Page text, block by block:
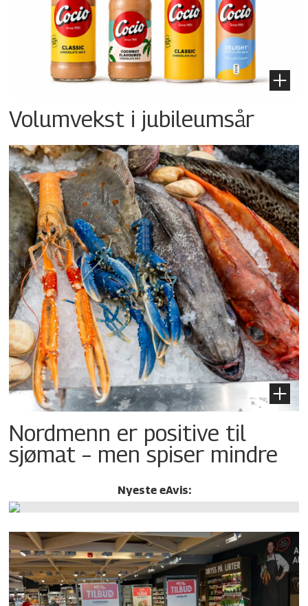
Volumvekst i jubileumsår
Nordmenn er positive til
sjømat – men spiser mindre
Nyeste eAvis: